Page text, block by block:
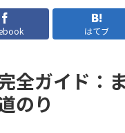
はてブ
全ガイド：
のり